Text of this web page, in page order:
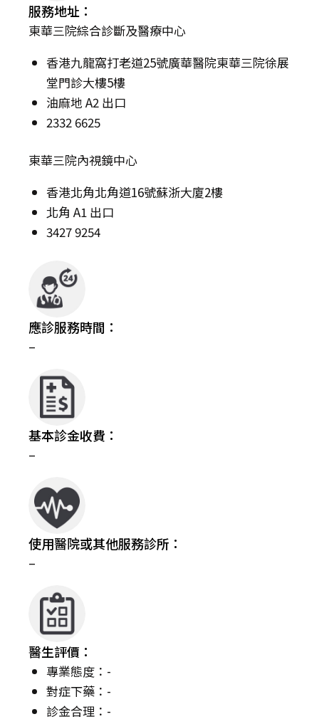
服務地址：
東華三院綜合診斷及醫療中心
香港九龍窩打老道25號廣華醫院東華三院徐展
堂門診大樓5樓
油麻地 A2 出口
2332 6625
東華三院內視鏡中心
香港北角北角道16號蘇浙大廈2樓
北角 A1 出口
3427 9254
應診服務時間：
–
基本診金收費：
–
使用醫院或其他服務診所：
–
醫生評價：
專業態度：-
對症下藥：-
診金合理：-